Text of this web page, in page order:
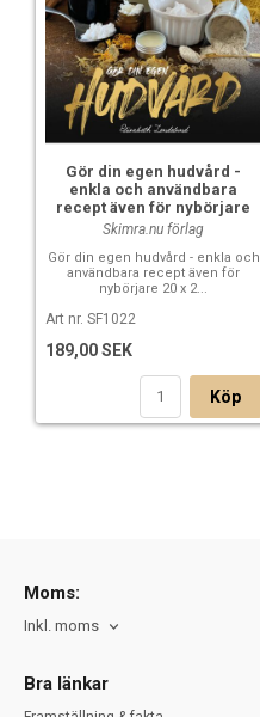
Förlag: Bokförlaget Arena
Antal sidor: 136
Gör din egen hudvård -
enkla och användbara
recept även för nybörjare
Skimra.nu förlag
Gör din egen hudvård - enkla och
användbara recept även för
nybörjare 20 x 2...
Art nr. SF1022
189,00 SEK
Köp
Moms:
Inkl. moms
Bra länkar